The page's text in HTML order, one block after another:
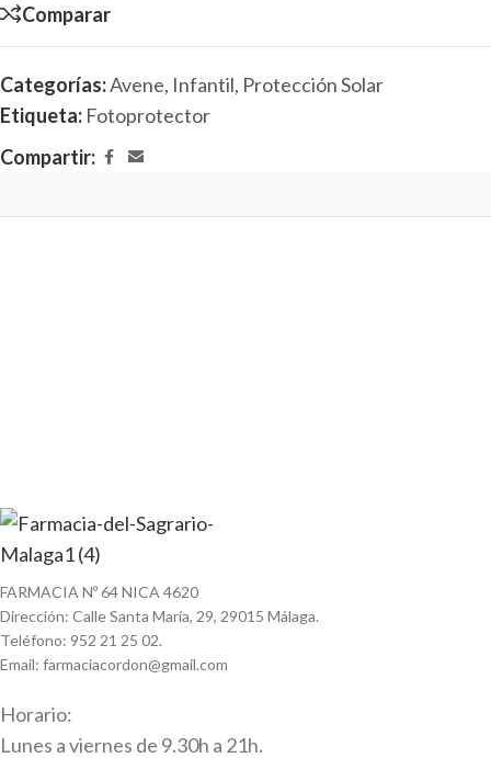
Comparar
Categorías:Avene, Infantil, Protección Solar
Etiqueta: Fotoprotector
Compartir:
FARMACIA Nº 64 NICA 4620
Dirección: Calle Santa María, 29, 29015 Málaga.
Teléfono: 952 21 25 02.
Email: farmaciacordon@gmail.com
Horario:
Lunes a viernes de 9.30h a 21h.